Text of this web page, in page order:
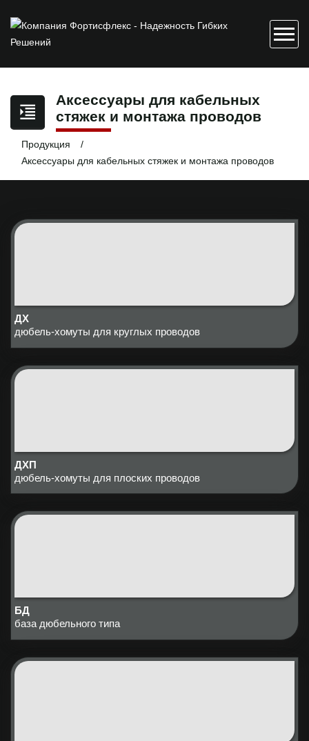
Аксессуары для кабельных
стяжек и монтажа проводов
Продукция
Аксессуары для кабельных стяжек и монтажа проводов
ДХ
дюбель-хомуты для круглых проводов
ДХП
дюбель-хомуты для плоских проводов
БД
база дюбельного типа